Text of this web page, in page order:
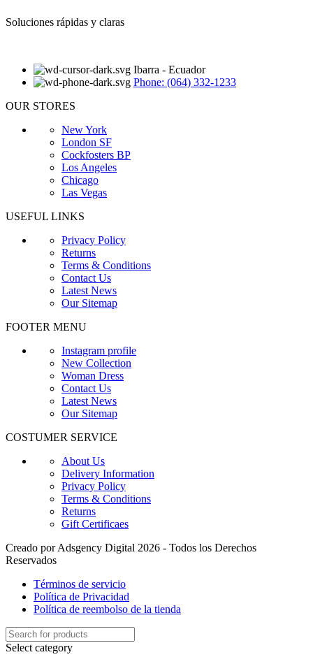
Soluciones rápidas y claras
Ibarra - Ecuador
Phone: (064) 332-1233
OUR STORES
New York
London SF
Cockfosters BP
Los Angeles
Chicago
Las Vegas
USEFUL LINKS
Privacy Policy
Returns
Terms & Conditions
Contact Us
Latest News
Our Sitemap
FOOTER MENU
Instagram profile
New Collection
Woman Dress
Contact Us
Latest News
Our Sitemap
COSTUMER SERVICE
About Us
Delivery Information
Privacy Policy
Terms & Conditions
Returns
Gift Certificaes
Creado por Adsgency Digital 2026 - Todos los Derechos
Reservados
Términos de servicio
Política de Privacidad
Política de reembolso de la tienda
Select category